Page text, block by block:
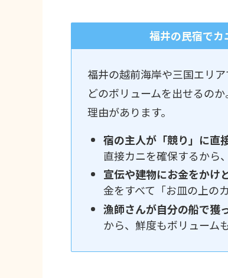
福井の民宿で
福井の越前海岸や三国エリ
どのボリュームを出せるの
理由があります。
宿の主人が「競り」に直
直接カニを確保するから
宣伝や建物にお金をかけ
金をすべて「お皿の上の
漁師さんが自分の船で獲
から、鮮度もボリューム